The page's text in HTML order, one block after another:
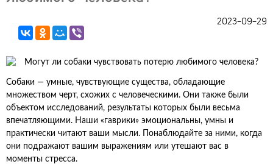
2023-09-29
Собаки — умные, чувствующие существа, обладающие
множеством черт, схожих с человеческими. Они также были
объектом исследований, результаты которых были весьма
впечатляющими. Наши «гаврики» эмоциональны, умны и
практически читают ваши мысли. Понаблюдайте за ними, когда
они подражают вашим выражениям или утешают вас в
моменты стресса.